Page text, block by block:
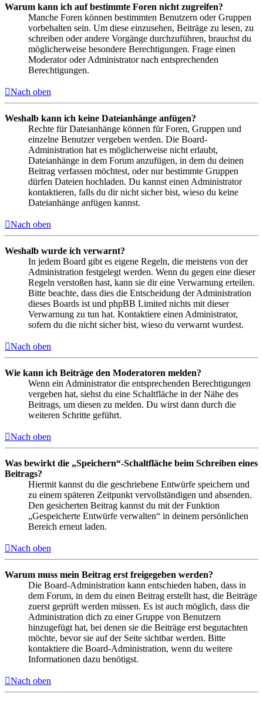
Warum kann ich auf bestimmte Foren nicht zugreifen?
Manche Foren können bestimmten Benutzern oder Gruppen
vorbehalten sein. Um diese einzusehen, Beiträge zu lesen, zu
schreiben oder andere Vorgänge durchzuführen, brauchst du
möglicherweise besondere Berechtigungen. Frage einen
Moderator oder Administrator nach entsprechenden
Berechtigungen.
Nach oben
Weshalb kann ich keine Dateianhänge anfügen?
Rechte für Dateianhänge können für Foren, Gruppen und
einzelne Benutzer vergeben werden. Die Board-
Administration hat es möglicherweise nicht erlaubt,
Dateianhänge in dem Forum anzufügen, in dem du deinen
Beitrag verfassen möchtest, oder nur bestimmte Gruppen
dürfen Dateien hochladen. Du kannst einen Administrator
kontaktieren, falls du dir nicht sicher bist, wieso du keine
Dateianhänge anfügen kannst.
Nach oben
Weshalb wurde ich verwarnt?
In jedem Board gibt es eigene Regeln, die meistens von der
Administration festgelegt werden. Wenn du gegen eine dieser
Regeln verstoßen hast, kann sie dir eine Verwarnung erteilen.
Bitte beachte, dass dies die Entscheidung der Administration
dieses Boards ist und phpBB Limited nichts mit dieser
Verwarnung zu tun hat. Kontaktiere einen Administrator,
sofern du die nicht sicher bist, wieso du verwarnt wurdest.
Nach oben
Wie kann ich Beiträge den Moderatoren melden?
Wenn ein Administrator die entsprechenden Berechtigungen
vergeben hat, siehst du eine Schaltfläche in der Nähe des
Beitrags, um diesen zu melden. Du wirst dann durch die
weiteren Schritte geführt.
Nach oben
Was bewirkt die „Speichern“-Schaltfläche beim Schreiben eines
Beitrags?
Hiermit kannst du die geschriebene Entwürfe speichern und
zu einem späteren Zeitpunkt vervollständigen und absenden.
Den gesicherten Beitrag kannst du mit der Funktion
„Gespeicherte Entwürfe verwalten“ in deinem persönlichen
Bereich erneut laden.
Nach oben
Warum muss mein Beitrag erst freigegeben werden?
Die Board-Administration kann entschieden haben, dass in
dem Forum, in dem du einen Beitrag erstellt hast, die Beiträge
zuerst geprüft werden müssen. Es ist auch möglich, dass die
Administration dich zu einer Gruppe von Benutzern
hinzugefügt hat, bei denen sie die Beiträge erst begutachten
möchte, bevor sie auf der Seite sichtbar werden. Bitte
kontaktiere die Board-Administration, wenn du weitere
Informationen dazu benötigst.
Nach oben